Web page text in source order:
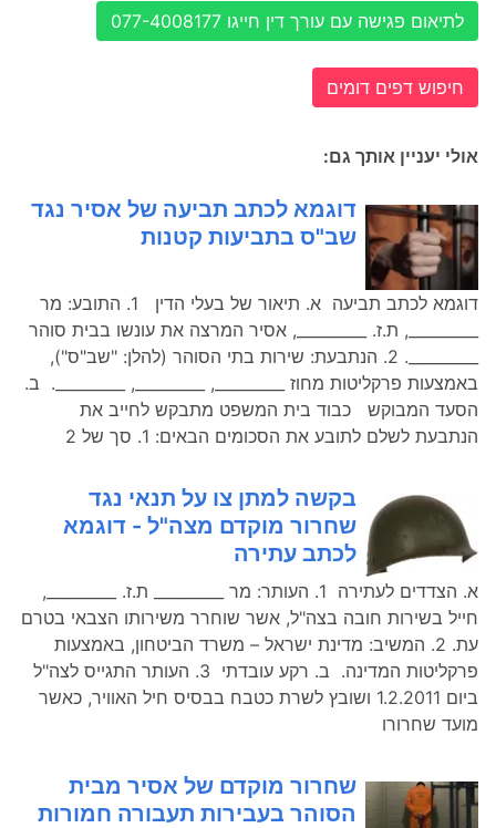
לתיאום פגישה עם עורך דין חייגו 077-4008177
חיפוש דפים דומים
אולי יעניין אותך גם:
דוגמא לכתב תביעה של אסיר נגד
שב"ס בתביעות קטנות
דוגמא לכתב תביעה א. תיאור של בעלי הדין 1. התובע: מר
_________, ת.ז. _________, אסיר המרצה את עונשו בבית סוהר
_________. 2. הנתבעת: שירות בתי הסוהר (להלן: "שב"ס"),
באמצעות פרקליטות מחוז _________, _________, _________. ב.
הסעד המבוקש כבוד בית המשפט מתבקש לחייב את
הנתבעת לשלם לתובע את הסכומים הבאים: 1. סך של 2
בקשה למתן צו על תנאי נגד
שחרור מוקדם מצה"ל - דוגמא
לכתב עתירה
א. הצדדים לעתירה 1. העותר: מר _________ ת.ז. _________,
חייל בשירות חובה בצה"ל, אשר שוחרר משירותו הצבאי בטרם
עת. 2. המשיב: מדינת ישראל – משרד הביטחון, באמצעות
פרקליטות המדינה. ב. רקע עובדתי 3. העותר התגייס לצה"ל
ביום 1.2.2011 ושובץ לשרת כטבח בבסיס חיל האוויר, כאשר
מועד שחרורו
שחרור מוקדם של אסיר מבית
הסוהר בעבירות תעבורה חמורות